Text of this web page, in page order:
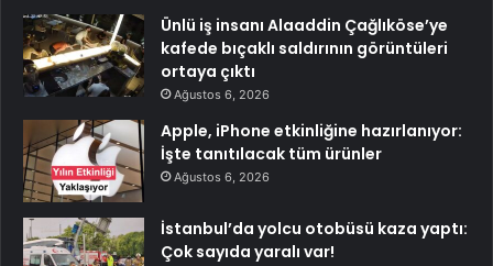
Ünlü iş insanı Alaaddin Çağlıköse’ye
kafede bıçaklı saldırının görüntüleri
ortaya çıktı
Ağustos 6, 2026
Apple, iPhone etkinliğine hazırlanıyor:
İşte tanıtılacak tüm ürünler
Ağustos 6, 2026
İstanbul’da yolcu otobüsü kaza yaptı:
Çok sayıda yaralı var!